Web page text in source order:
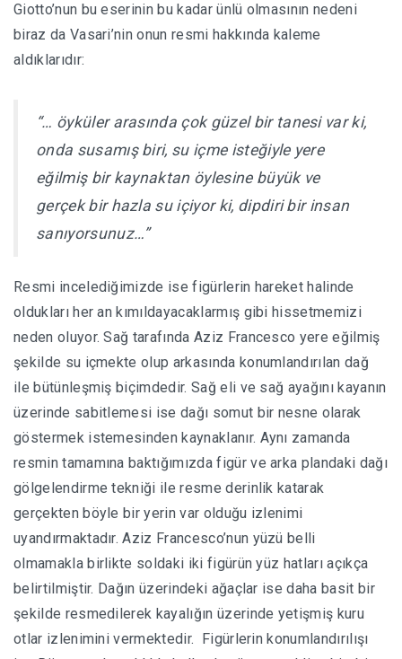
Giotto’nun bu eserinin bu kadar ünlü olmasının nedeni
biraz da Vasari’nin onun resmi hakkında kaleme
aldıklarıdır:
“… öyküler arasında çok güzel bir tanesi var ki,
onda susamış biri, su içme isteğiyle yere
eğilmiş bir kaynaktan öylesine büyük ve
gerçek bir hazla su içiyor ki, dipdiri bir insan
sanıyorsunuz…”
Resmi incelediğimizde ise figürlerin hareket halinde
oldukları her an kımıldayacaklarmış gibi hissetmemizi
neden oluyor. Sağ tarafında Aziz Francesco yere eğilmiş
şekilde su içmekte olup arkasında konumlandırılan dağ
ile bütünleşmiş biçimdedir. Sağ eli ve sağ ayağını kayanın
üzerinde sabitlemesi ise dağı somut bir nesne olarak
göstermek istemesinden kaynaklanır. Aynı zamanda
resmin tamamına baktığımızda figür ve arka plandaki dağı
gölgelendirme tekniği ile resme derinlik katarak
gerçekten böyle bir yerin var olduğu izlenimi
uyandırmaktadır. Aziz Francesco’nun yüzü belli
olmamakla birlikte soldaki iki figürün yüz hatları açıkça
belirtilmiştir. Dağın üzerindeki ağaçlar ise daha basit bir
şekilde resmedilerek kayalığın üzerinde yetişmiş kuru
otlar izlenimini vermektedir. Figürlerin konumlandırılışı